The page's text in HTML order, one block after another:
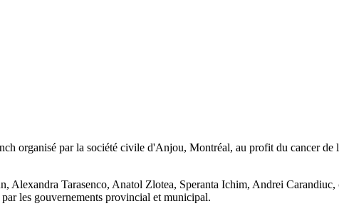
organisé par la société civile d'Anjou, Montréal, au profit du cancer de
Tarasenco, Anatol Zlotea, Speranta Ichim, Andrei
les gouvernements provincial et municipal.